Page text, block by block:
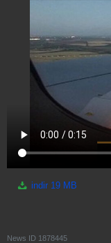
indir 19 MB
News ID 1878445